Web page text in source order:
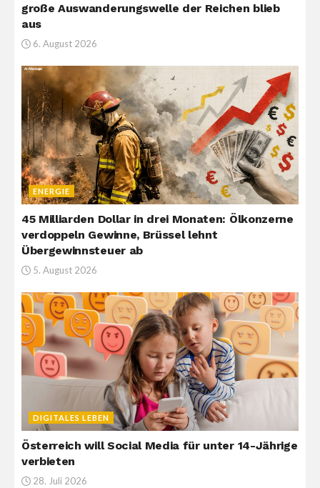
große Auswanderungswelle der Reichen blieb
aus
6. August 2026
ENERGIE
45 Milliarden Dollar in drei Monaten: Ölkonzerne
verdoppeln Gewinne, Brüssel lehnt
Übergewinnsteuer ab
5. August 2026
DIGITALES LEBEN
Österreich will Social Media für unter 14-Jährige
verbieten
28. Juli 2026